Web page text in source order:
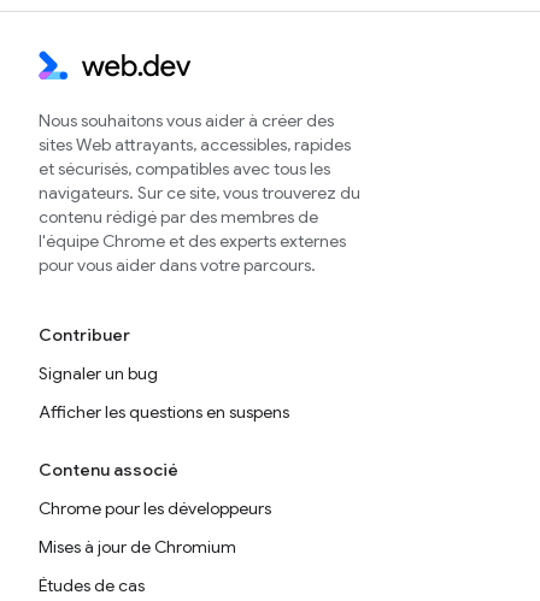
Nous souhaitons vous aider à créer des
sites Web attrayants, accessibles, rapides
et sécurisés, compatibles avec tous les
navigateurs. Sur ce site, vous trouverez du
contenu rédigé par des membres de
l'équipe Chrome et des experts externes
pour vous aider dans votre parcours.
Contribuer
Signaler un bug
Afficher les questions en suspens
Contenu associé
Chrome pour les développeurs
Mises à jour de Chromium
Études de cas